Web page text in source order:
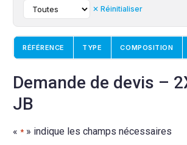
✕ Réinitialiser
RÉFÉRENCE TYPE COMPOSITION
Demande de devis –
JB
« *» indique les champs nécessaires